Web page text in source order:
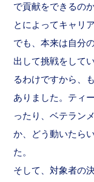
で貢献をできるの
とによってキャリ
でも、本来は自分
出して挑戦をして
るわけですから、
ありました。ティ
ったり、ベテラン
か、どう動いたら
た。
そして、対象者の